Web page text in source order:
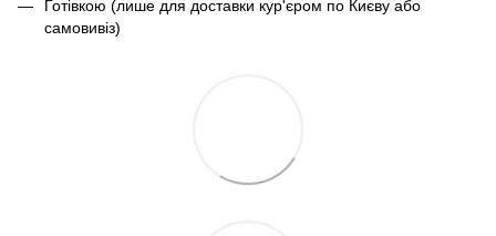
Готівкою (лише для доставки кур'єром по Києву або
самовивіз)